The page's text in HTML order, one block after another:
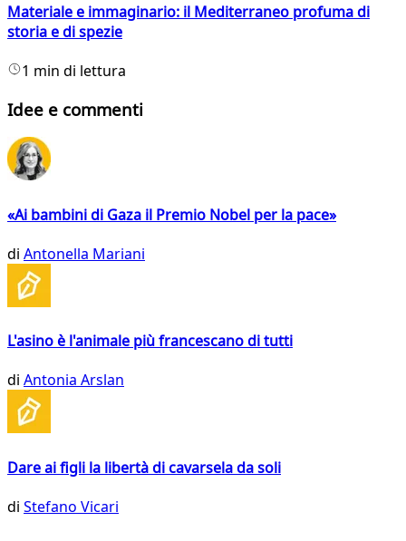
Materiale e immaginario: il Mediterraneo profuma di
storia e di spezie
1 min di lettura
Idee e commenti
«Ai bambini di Gaza il Premio Nobel per la pace»
di Antonella Mariani
L'asino è l'animale più francescano di tutti
di Antonia Arslan
Dare ai figli la libertà di cavarsela da soli
di Stefano Vicari